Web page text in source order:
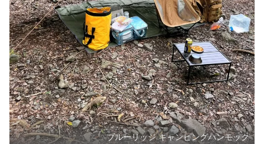
ブルーリッジ キャンピングハンモック